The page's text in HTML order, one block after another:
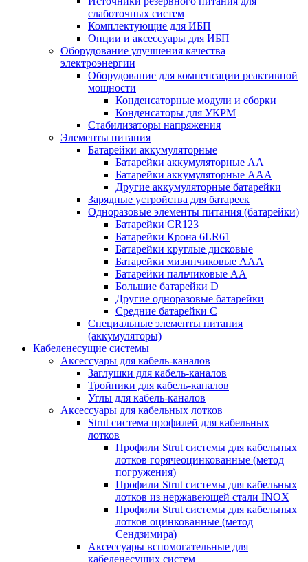
слаботочных систем
Комплектующие для ИБП
Опции и аксессуары для ИБП
Оборудование улучшения качества
электроэнергии
Оборудование для компенсации реактивной
мощности
Конденсаторные модули и сборки
Конденсаторы для УКРМ
Стабилизаторы напряжения
Элементы питания
Батарейки аккумуляторные
Батарейки аккумуляторные АА
Батарейки аккумуляторные ААА
Другие аккумуляторные батарейки
Зарядные устройства для батареек
Одноразовые элементы питания (батарейки)
Батарейки CR123
Батарейки Крона 6LR61
Батарейки круглые дисковые
Батарейки мизинчиковые ААА
Батарейки пальчиковые АА
Большие батарейки D
Другие одноразовые батарейки
Средние батарейки C
Специальные элементы питания
(аккумуляторы)
Кабеленесущие системы
Аксессуары для кабель-каналов
Заглушки для кабель-каналов
Тройники для кабель-каналов
Углы для кабель-каналов
Аксессуары для кабельных лотков
Strut система профилей для кабельных
лотков
Профили Strut системы для кабельных
лотков горячеоцинкованные (метод
погружения)
Профили Strut системы для кабельных
лотков из нержавеющей стали INOX
Профили Strut системы для кабельных
лотков оцинкованные (метод
Сендзимира)
Аксессуары вспомогательные для
кабеленесущих систем